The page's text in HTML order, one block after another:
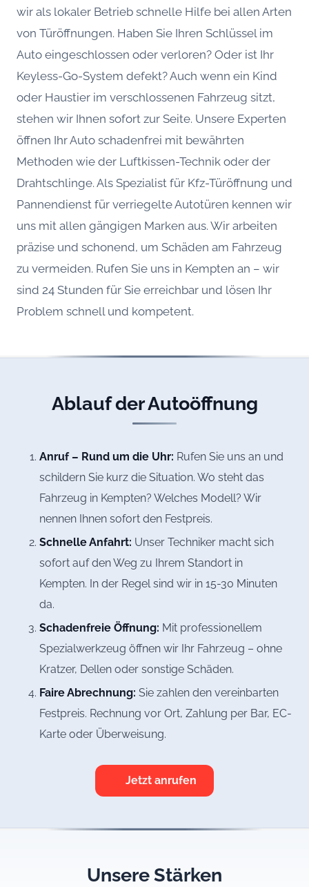
wir als lokaler Betrieb schnelle Hilfe bei allen Arten
von Türöffnungen. Haben Sie Ihren Schlüssel im
Auto eingeschlossen oder verloren? Oder ist Ihr
Keyless-Go-System defekt? Auch wenn ein Kind
oder Haustier im verschlossenen Fahrzeug sitzt,
stehen wir Ihnen sofort zur Seite. Unsere Experten
öffnen Ihr Auto schadenfrei mit bewährten
Methoden wie der Luftkissen-Technik oder der
Drahtschlinge. Als Spezialist für Kfz-Türöffnung und
Pannendienst für verriegelte Autotüren kennen wir
uns mit allen gängigen Marken aus. Wir arbeiten
präzise und schonend, um Schäden am Fahrzeug
zu vermeiden. Rufen Sie uns in Kempten an – wir
sind 24 Stunden für Sie erreichbar und lösen Ihr
Problem schnell und kompetent.
Ablauf der Autoöffnung
Anruf – Rund um die Uhr: Rufen Sie uns an und
schildern Sie kurz die Situation. Wo steht das
Fahrzeug in Kempten? Welches Modell? Wir
nennen Ihnen sofort den Festpreis.
Schnelle Anfahrt: Unser Techniker macht sich
sofort auf den Weg zu Ihrem Standort in
Kempten. In der Regel sind wir in 15-30 Minuten
da.
Schadenfreie Öffnung: Mit professionellem
Spezialwerkzeug öffnen wir Ihr Fahrzeug – ohne
Kratzer, Dellen oder sonstige Schäden.
Faire Abrechnung: Sie zahlen den vereinbarten
Festpreis. Rechnung vor Ort, Zahlung per Bar, EC-
Karte oder Überweisung.
Jetzt anrufen
Unsere Stärken